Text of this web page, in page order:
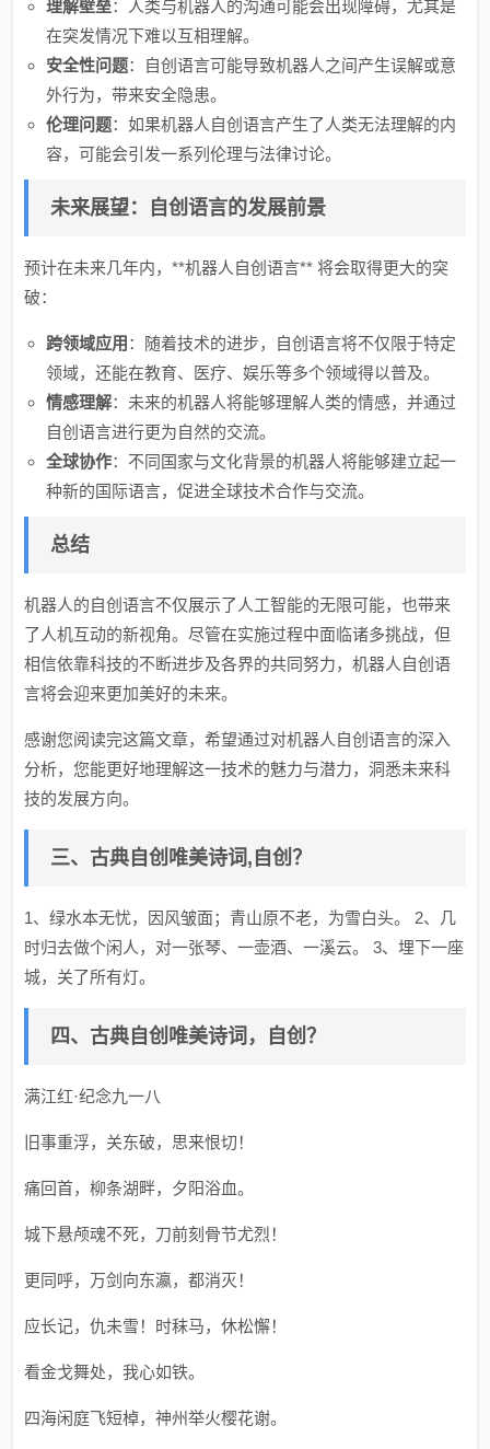
理解壁垒：人类与机器人的沟通可能会出现障碍，尤其是
在突发情况下难以互相理解。
安全性问题：自创语言可能导致机器人之间产生误解或意
外行为，带来安全隐患。
伦理问题：如果机器人自创语言产生了人类无法理解的内
容，可能会引发一系列伦理与法律讨论。
未来展望：自创语言的发展前景
预计在未来几年内，**机器人自创语言** 将会取得更大的突
破：
跨领域应用 ：随着技术的进步，自创语言将不仅限于特定
领域，还能在教育、医疗、娱乐等多个领域得以普及。
情感理解：未来的机器人将能够理解人类的情感，并通过
自创语言进行更为自然的交流。
全球协作：不同国家与文化背景的机器人将能够建立起一
种新的国际语言，促进全球技术合作与交流。
总结
机器人的自创语言不仅展示了人工智能的无限可能，也带来
了人机互动的新视角。尽管在实施过程中面临诸多挑战，但
相信依靠科技的不断进步及各界的共同努力，机器人自创语
言将会迎来更加美好的未来。
感谢您阅读完这篇文章，希望通过对机器人自创语言的深入
分析，您能更好地理解这一技术的魅力与潜力，洞悉未来科
技的发展方向。
三、古典自创唯美诗词,自创？
1、绿水本无忧，因风皱面；青山原不老，为雪白头。 2、几
时归去做个闲人，对一张琴、一壶酒、一溪云。 3、埋下一座
城，关了所有灯。
四、古典自创唯美诗词，自创？
满江红·纪念九一八
旧事重浮，关东破，思来恨切！
痛回首，柳条湖畔，夕阳浴血。
城下悬颅魂不死，刀前刻骨节尤烈！
更同呼，万剑向东瀛，都消灭！
应长记，仇未雪！时秣马，休松懈！
看金戈舞处，我心如铁。
四海闲庭飞短棹，神州举火樱花谢。